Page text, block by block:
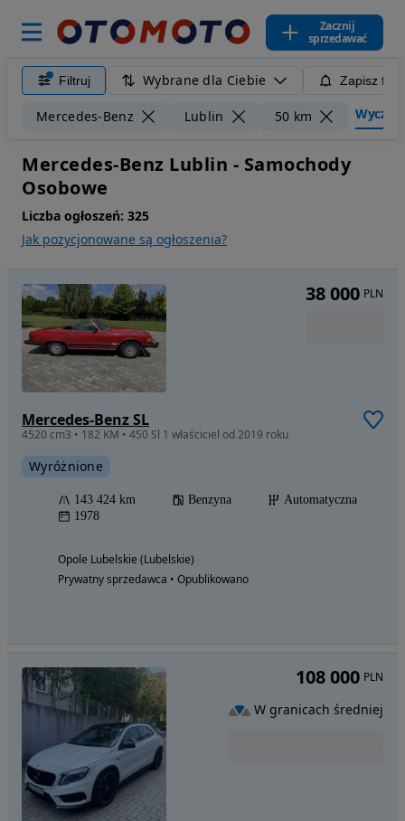
Zacznij
sprzedawać
Filtruj Wybrane dla Ciebie Zapisz
Mercedes-Benz Lublin 50 km
Mercedes-Benz Lublin - Samochody
Osobowe
Liczba ogłoszeń: 325
Jak pozycjonowane są ogłoszenia?
Mercedes-Benz SL
4520 cm3 • 182 KM • 450 Sl 1 właściciel od 2019 roku
Wyróżnione
143 424 km Benzyna
Automatyczna
1978
Opole Lubelskie (Lubelskie)
Prywatny sprzedawca • Opublikowano
38 000 PLN
108 000 PLN
W granicach średniej